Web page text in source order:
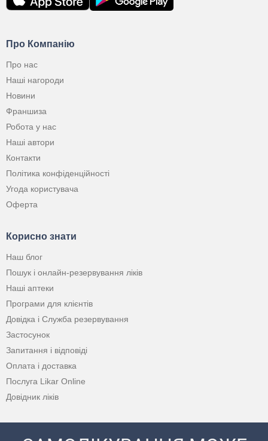
Про Компанію
Про нас
Наші нагороди
Новини
Франшиза
Робота у нас
Наші автори
Контакти
Політика конфіденційності
Угода користувача
Оферта
Корисно знати
Наш блог
Пошук і онлайн-резервування ліків
Наші аптеки
Програми для клієнтів
Довідка і Служба резервування
Застосунок
Запитання і відповіді
Оплата і доставка
Послуга Likar Online
Довідник ліків